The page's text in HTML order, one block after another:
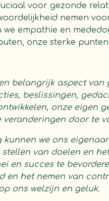
voor gezonde
nemen
we empathie en
onze sterke
belangrijk aspect van
beslissingen,
onze eigen
veranderingen door te
we ons
stellen van doelen en
en succes te
en het nemen van
ons welzijn en geluk.